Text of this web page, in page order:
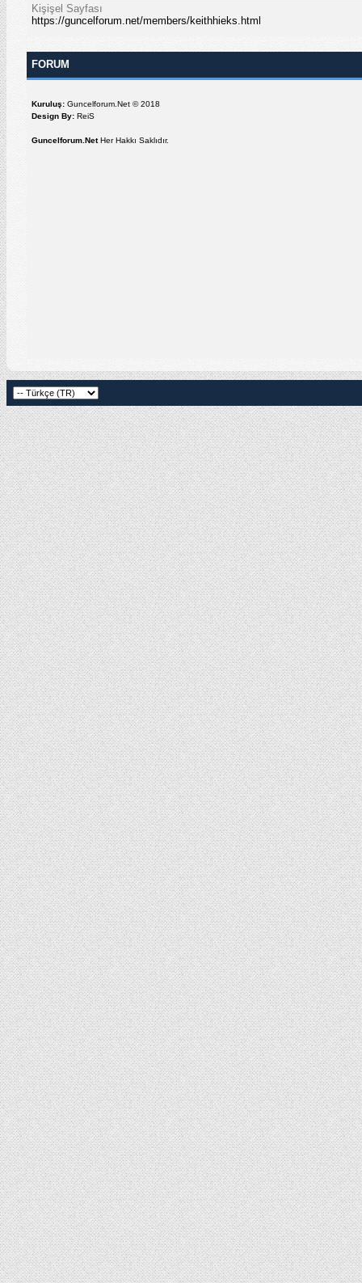
Kişişel Sayfası
https://guncelforum.net/members/keithhieks.html
FORUM
Kuruluş: Guncelforum.Net © 2018
Design By: ReiS
Guncelforum.NetHer Hakkı Saklıdır.